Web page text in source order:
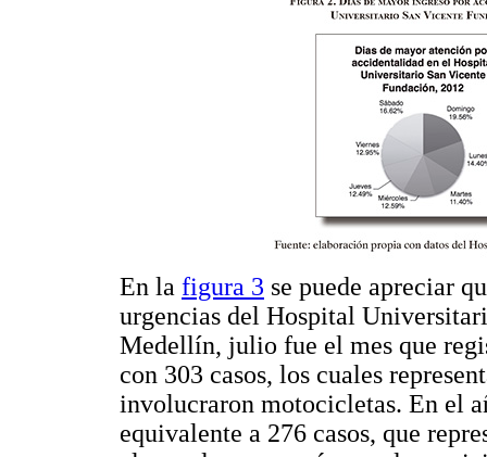
En la figura 3 se puede apreciar
urgencias del Hospital
Medellín, julio fue el mes que
con 303 casos, los cuales
involucraron motocicletas. En el
equivalente a 276 casos, que